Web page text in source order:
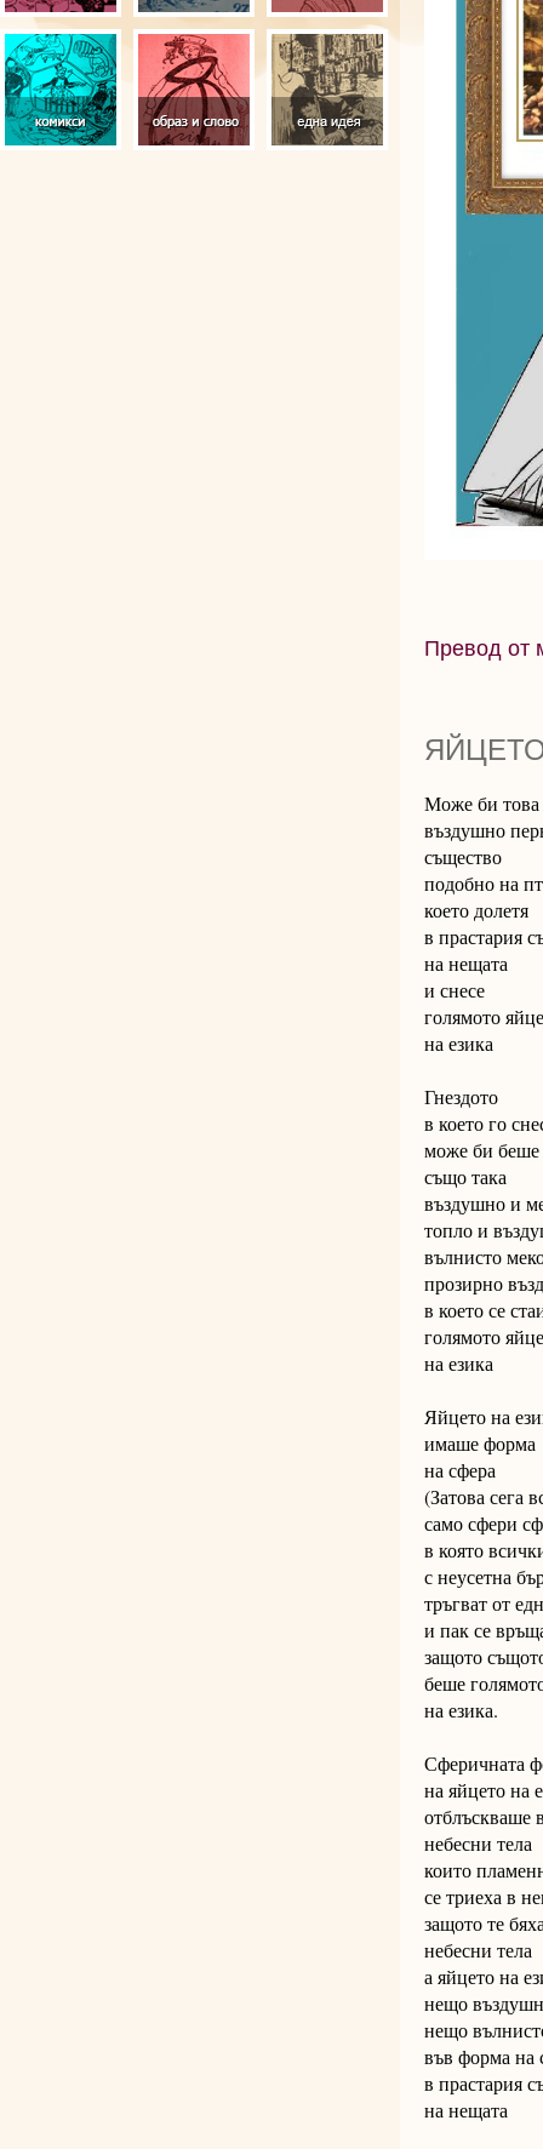
Превод от
Може би
въздушно
същество
подобно на
което долетя
в прастария
на нещата
и снесе
голямото яйце
на езика
Гнездото
в което го
може би беше
също така
въздушно и
топло и
вълнисто
прозирно
в което се
голямото яйце
на езика
Яйцето на
имаше форма
на сфера
(Затова сега
само сфери
в която
с неусетна
тръгват от
и пак се
защото
беше
на езика.
Сферичната
на яйцето на
отблъскваше
небесни тела
които
се триеха в
защото те
небесни тела
а яйцето на
нещо
нещо
във форма на
в прастария
на нещата